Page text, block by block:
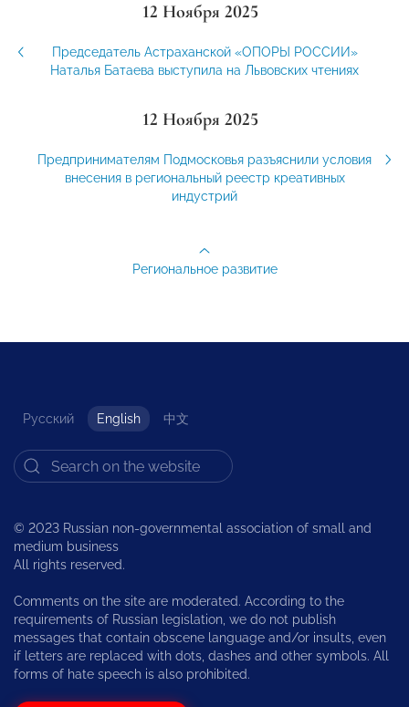
12 Ноября 2025
Председатель Астраханской «ОПОРЫ РОССИИ»
Наталья Батаева выступила на Львовских чтениях
12 Ноября 2025
Предпринимателям Подмосковья разъяснили условия
внесения в региональный реестр креативных
индустрий
Региональное развитие
Русский English 中文
© 2023 Russian non-governmental association of small and
medium business
All rights reserved.
Comments on the site are moderated. According to the
requirements of Russian legislation, we do not publish
messages that contain obscene language and/or insults, even
if letters are replaced with dots, dashes and other symbols. All
forms of hate speech is also prohibited.